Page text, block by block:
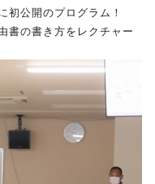
初公開のプログラム！
書の書き方をレクチャー